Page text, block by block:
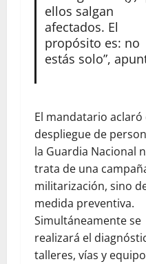
ellos salgan
afectados. El
propósito es: no
estás solo”,
El mandatario aclaró
despliegue de
la Guardia Nacional
trata de una
militarización, sino
medida preventiva.
Simultáneamente se
realizará el
talleres, vías y